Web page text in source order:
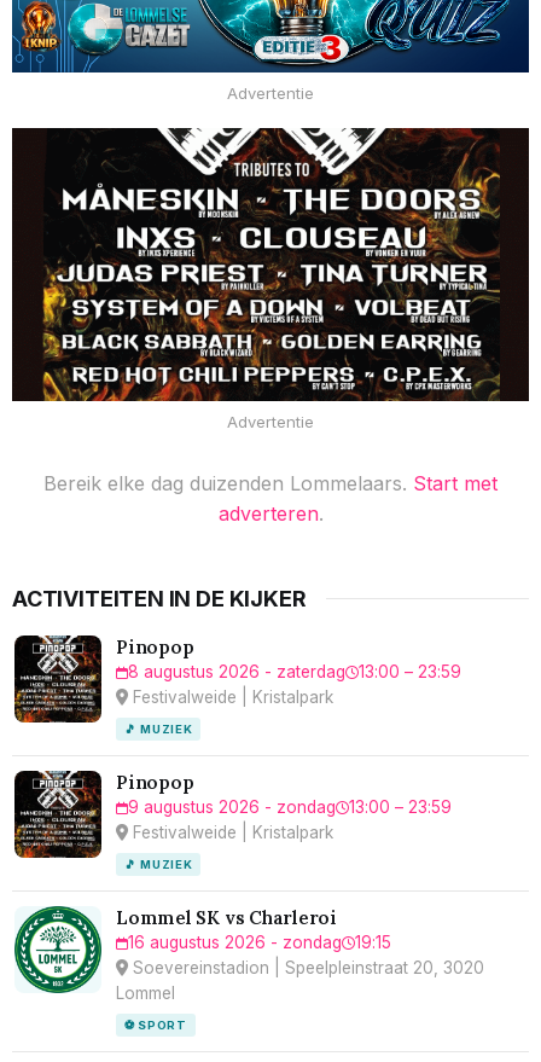
Advertentie
Advertentie
Bereik elke dag duizenden Lommelaars. Start met
adverteren.
ACTIVITEITEN IN DE KIJKER
Pinopop
8 augustus 2026 - zaterdag
13:00 – 23:59
Festivalweide | Kristalpark
🎵 MUZIEK
Pinopop
9 augustus 2026 - zondag
13:00 – 23:59
Festivalweide | Kristalpark
🎵 MUZIEK
Lommel SK vs Charleroi
16 augustus 2026 - zondag
19:15
Soevereinstadion | Speelpleinstraat 20, 3020
Lommel
⚽ SPORT